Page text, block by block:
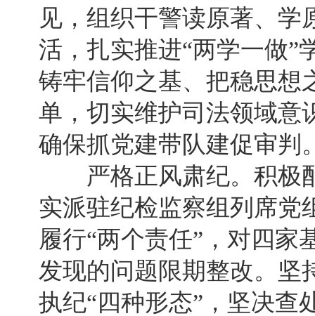
见，组织干警读原著、
活，扎实推进“两学一做”
铸牢信仰之基、把稳思想
单，切实维护司法领域意
确保抓党建带队建促审判
严格正风肃纪。积极
实派驻纪检监察组列席党
履行“两个责任”，对四家
发现的问题限期整改。坚
执纪“四种形态”，坚决查